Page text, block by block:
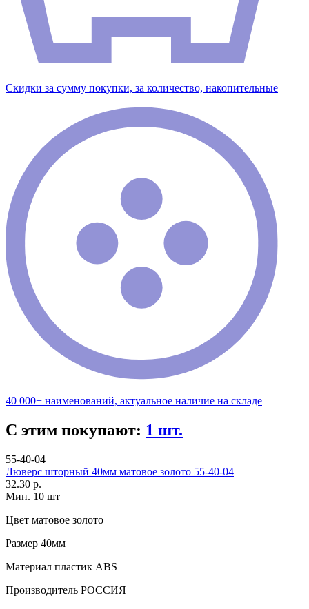
Скидки за сумму покупки, за количество, накопительные
40 000+ наименований, актуальное наличие на складе
С этим покупают: 1 шт.
55-40-04
Люверс шторный 40мм матовое золото 55-40-04
32.30 р.
Мин. 10 шт
Цвет матовое золото
Размер 40мм
Материал пластик АВS
Производитель РОССИЯ